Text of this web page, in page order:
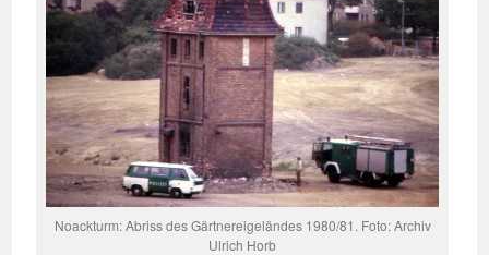
Noackturm: Abriss des Gärtnereigeländes 1980/81. Foto: Archiv
Ulrich Horb